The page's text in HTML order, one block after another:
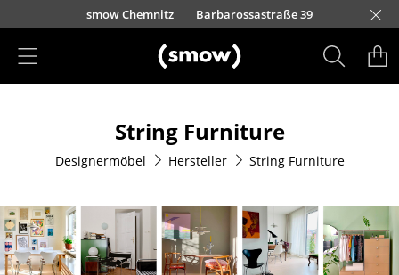
Direkt zum Inhalt
Kurfürstendamm 100smow Düsseldorf Lorettostraße 28
smow Essen
smow Frankfurt
smow Freiburg
smow Hamburg
smow Hannover
smow Kempten
smow Köln
smow Konstanz
smow Leipzig
smow Solothurn
smow Mainz
smow München
smow Nürnberg
smow Schwarzwald
smow Stuttgart
Esszimmerstühle
Sofas
Sessel
String Furniture
Designermöbel Hersteller String Furniture